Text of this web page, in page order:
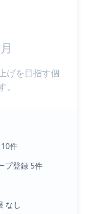
げを目指す個
件
プ登録 5件
なし